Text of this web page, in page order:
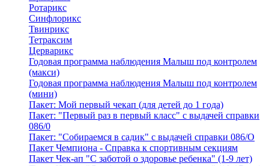
Ротарикс
Синфлорикс
Твинрикс
Тетраксим
Церварикс
Годовая программа наблюдения Малыш под контролем
(макси)
Годовая программа наблюдения Малыш под контролем
(мини)
Пакет: Мой первый чекап (для детей до 1 года)
Пакет: "Первый раз в первый класс" с выдачей справки
086/0
Пакет: "Собираемся в садик" с выдачей справки 086/О
Пакет Чемпиона - Справка к спортивным секциям
Пакет Чек-ап "С заботой о здоровье ребенка" (1-9 лет)